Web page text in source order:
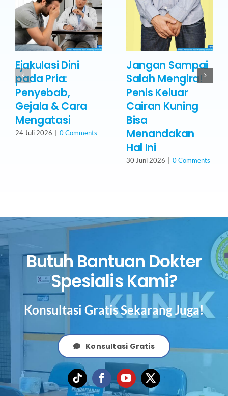
Ejakulasi Dini
pada Pria:
Penyebab,
Gejala & Cara
Mengatasi
24 Juli 2026 0 Comments
Jangan Sampai
Salah Mengira!
Penis Keluar
Cairan Kuning
Bisa
Menandakan
Hal Ini
30 Juni 2026 0 Comments
Butuh Bantuan Dokter
Spesialis Kami?
Konsultasi Gratis Sekarang Juga!
Konsultasi Gratis